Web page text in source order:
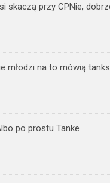
skaczą przy CPNie,
młodzi na to mówią
po prostu Tanke